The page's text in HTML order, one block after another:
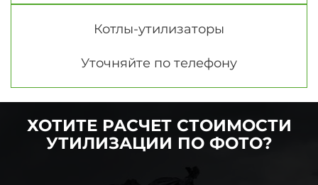
Котлы-утилизаторы
Уточняйте по телефону
ХОТИТЕ РАСЧЕТ СТОИМОСТИ
УТИЛИЗАЦИИ ПО ФОТО?